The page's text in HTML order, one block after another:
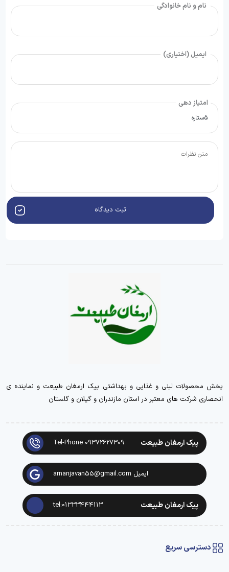
نام و نام خانوادگی
ایمیل (اختیاری)
امتیاز دهی
ثبت دیدگاه
پخش محصولات لبنی و غذایی و بهداشتی پیک ارمغان طبیعت و نماینده ی
انحصاری شرکت های معتبر در استان مازندران و گیلان و گلستان
پیک ارمغان طبیعت Tel-Phone 09372627309
ایمیل arnanjavan55@gmail.com
پیک ارمغان طبیعت tel:01333444113
دسترسی سریع